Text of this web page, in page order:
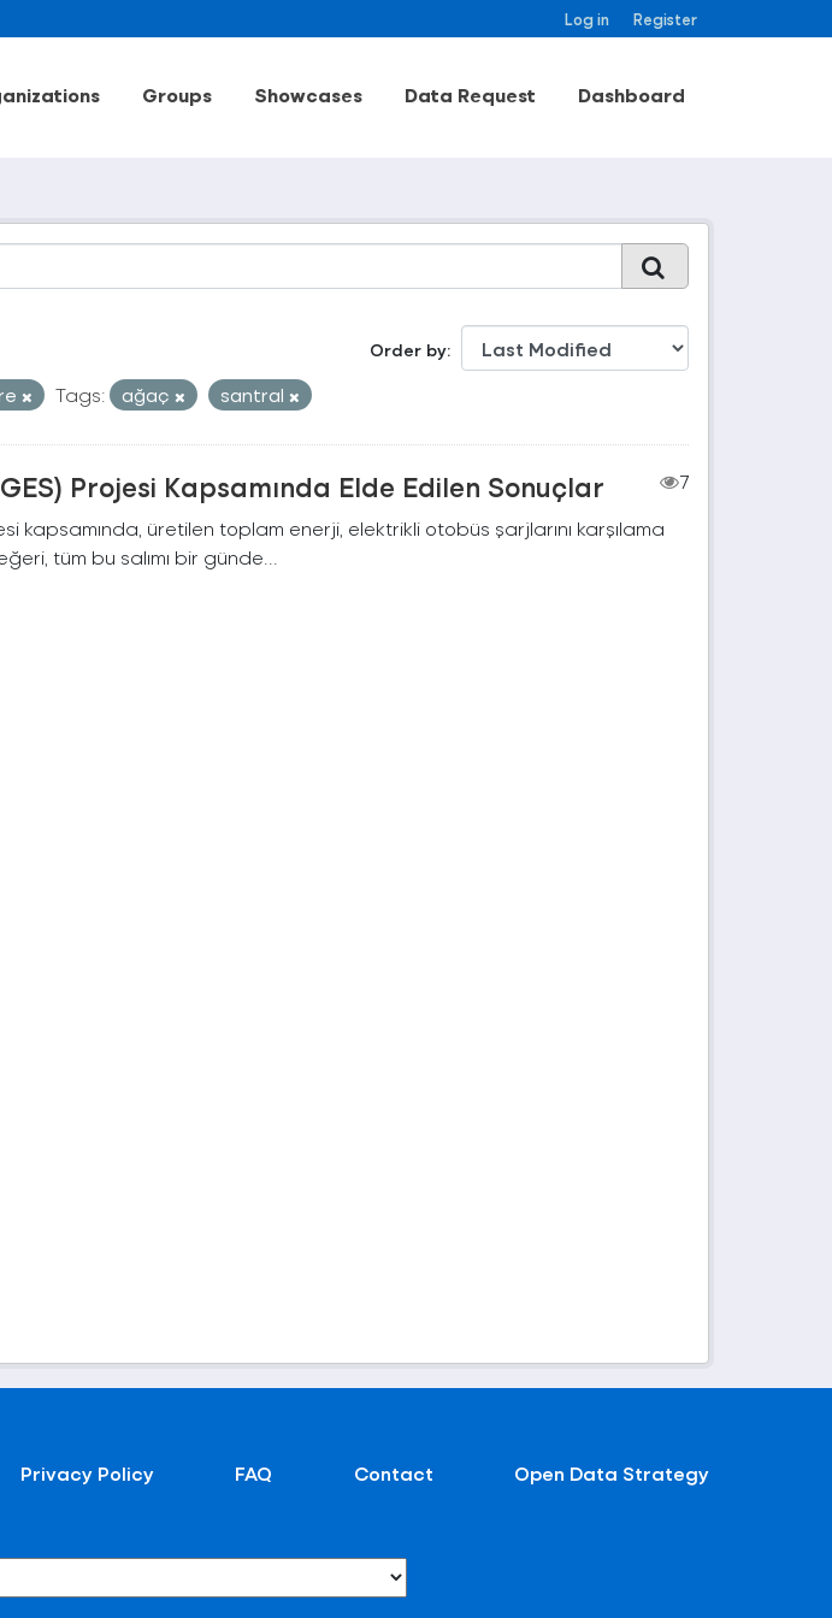
Log in Register
Groups Showcases Data Request Dashboard
Order by
Tags: ağaç santral
Projesi Kapsamında Elde Edilen Sonuçlar
7
kapsamında, üretilen toplam enerji, elektrikli otobüs şarjlarını karşılama
tüm bu salımı bir günde...
Privacy Policy FAQ Contact Open Data Strategy